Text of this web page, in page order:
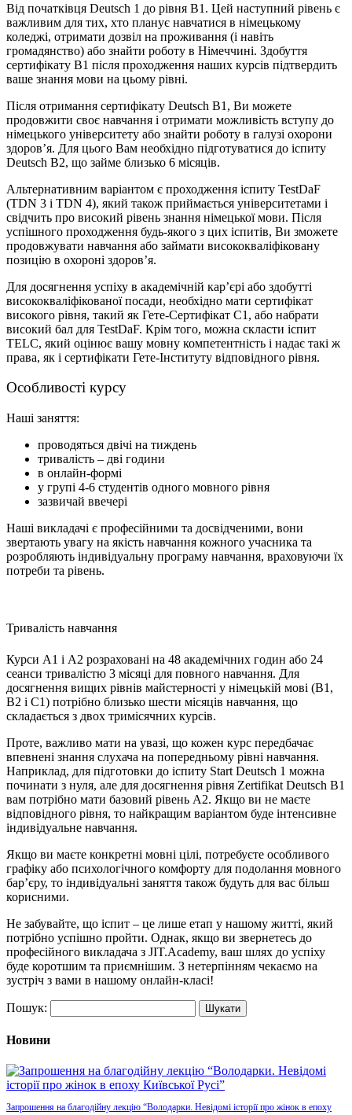
Від початківця Deutsch 1 до рівня В1. Цей наступний рівень є
важливим для тих, хто планує навчатися в німецькому
коледжі, отримати дозвіл на проживання (і навіть
громадянство) або знайти роботу в Німеччині. Здобуття
сертифікату B1 після проходження наших курсів підтвердить
ваше знання мови на цьому рівні.
Після отримання сертифікату Deutsch B1, Ви можете
продовжити своє навчання і отримати можливість вступу до
німецького університету або знайти роботу в галузі охорони
здоров’я. Для цього Вам необхідно підготуватися до іспиту
Deutsch B2, що займе близько 6 місяців.
Альтернативним варіантом є проходження іспиту TestDaF
(TDN 3 і TDN 4), який також приймається університетами і
свідчить про високий рівень знання німецької мови. Після
успішного проходження будь-якого з цих іспитів, Ви зможете
продовжувати навчання або займати висококваліфіковану
позицію в охороні здоров’я.
Для досягнення успіху в академічній кар’єрі або здобутті
висококваліфікованої посади, необхідно мати сертифікат
високого рівня, такий як Гете-Сертифікат С1, або набрати
високий бал для TestDaF. Крім того, можна скласти іспит
TELC, який оцінює вашу мовну компетентність і надає такі ж
права, як і сертифікати Гете-Інституту відповідного рівня.
Особливості курсу
Наші заняття:
проводяться двічі на тиждень
тривалість – дві години
в онлайн-формі
у групі 4-6 студентів одного мовного рівня
зазвичай ввечері
Наші викладачі є професійними та досвідченими, вони
звертають увагу на якість навчання кожного учасника та
розробляють індивідуальну програму навчання, враховуючи їх
потреби та рівень.
Тривалість навчання
Курси А1 і А2 розраховані на 48 академічних годин або 24
сеанси тривалістю 3 місяці для повного навчання. Для
досягнення вищих рівнів майстерності у німецькій мові (B1,
B2 і C1) потрібно близько шести місяців навчання, що
складається з двох тримісячних курсів.
Проте, важливо мати на увазі, що кожен курс передбачає
впевнені знання слухача на попередньому рівні навчання.
Наприклад, для підготовки до іспиту Start Deutsch 1 можна
починати з нуля, але для досягнення рівня Zertifikat Deutsch B1
вам потрібно мати базовий рівень A2. Якщо ви не маєте
відповідного рівня, то найкращим варіантом буде інтенсивне
індивідуальне навчання.
Якщо ви маєте конкретні мовні цілі, потребуєте особливого
графіку або психологічного комфорту для подолання мовного
бар’єру, то індивідуальні заняття також будуть для вас більш
корисними.
Не забувайте, що іспит – це лише етап у нашому житті, який
потрібно успішно пройти. Однак, якщо ви звернетесь до
професійного викладача з JIT.Academy, ваш шлях до успіху
буде коротшим та приємнішим. З нетерпінням чекаємо на
зустріч з вами в нашому онлайн-класі!
Пошук:
Новини
Запрошення на благодійну лекцію “Володарки. Невідомі історії про жінок в епоху